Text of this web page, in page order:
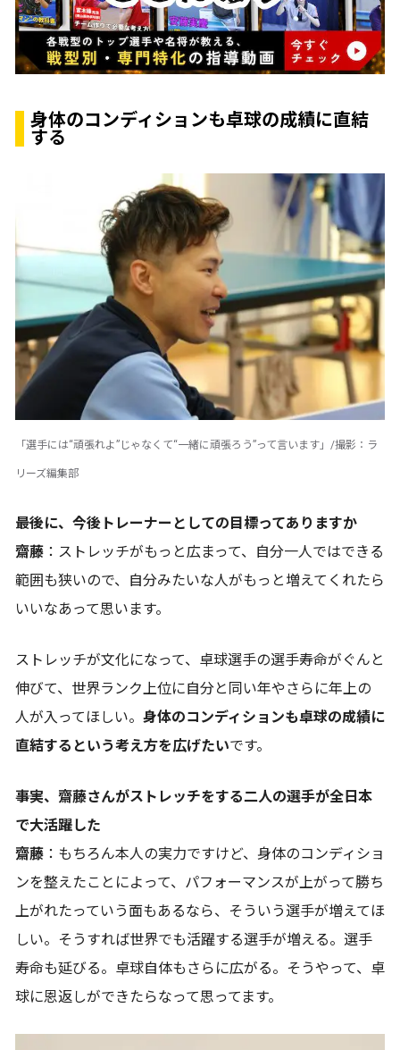
身体のコンディションも卓球の成績に直結
する
「選手には“頑張れよ”じゃなくて“一緒に頑張ろう”って言います」/撮影：ラ
リーズ編集部
――最後に、今後トレーナーとしての目標ってありますか
齋藤 ：ストレッチがもっと広まって、自分一人ではできる
範囲も狭いので、自分みたいな人がもっと増えてくれたら
いいなあって思います。
ストレッチが文化になって、卓球選手の選手寿命がぐんと
伸びて、世界ランク上位に自分と同い年やさらに年上の
人が入ってほしい。 身体のコンディションも卓球の成績に
直結するという考え方を広げたいです。
――事実、齋藤さんがストレッチをする二人の選手が全日本
で大活躍した
齋藤 ：もちろん本人の実力ですけど、身体のコンディショ
ンを整えたことによって、パフォーマンスが上がって勝ち
上がれたっていう面もあるなら、そういう選手が増えてほ
しい。そうすれば世界でも活躍する選手が増える。選手
寿命も延びる。卓球自体もさらに広がる。そうやって、卓
球に恩返しができたらなって思ってます。